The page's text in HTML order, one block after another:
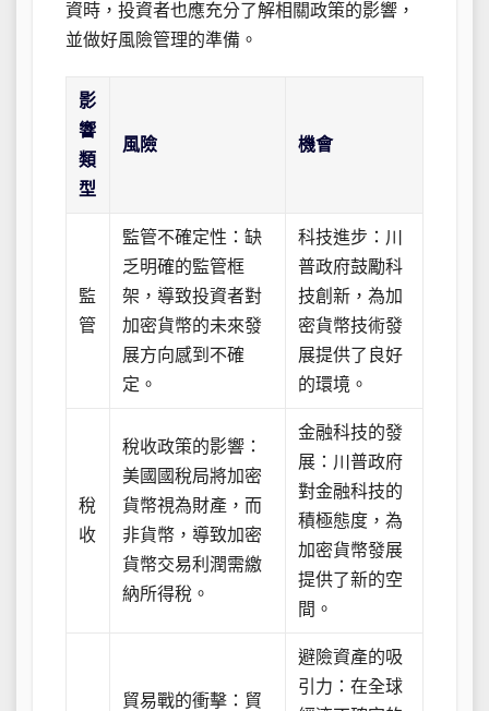
資時，投資者也應充分了解相關政策的影響，
並做好風險管理的準備。
影
響
類
型
風險 機會
監
管
監管不確定性：缺
乏明確的監管框
架，導致投資者對
加密貨幣的未來發
展方向感到不確
定。
科技進步：川
普政府鼓勵科
技創新，為加
密貨幣技術發
展提供了良好
的環境。
稅
收
稅收政策的影響：
美國國稅局將加密
貨幣視為財產，而
非貨幣，導致加密
貨幣交易利潤需繳
納所得稅。
金融科技的發
展：川普政府
對金融科技的
積極態度，為
加密貨幣發展
提供了新的空
間。
貿易戰的衝擊：貿
避險資產的吸
引力：在全球